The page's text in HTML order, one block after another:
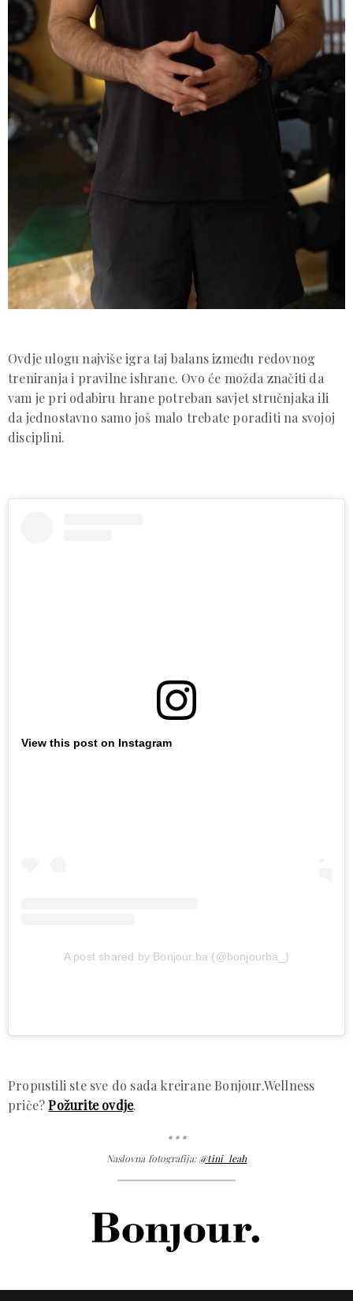
Ovdje ulogu najviše igra taj balans između redovnog
treniranja i pravilne ishrane. Ovo će možda značiti da
vam je pri odabiru hrane potreban savjet stručnjaka ili
da jednostavno samo još malo trebate poraditi na svojoj
disciplini.
View this post on Instagram
A post shared by Bonjour.ba (@bonjourba_)
Propustili ste sve do sada kreirane Bonjour.Wellness
priče?Požurite ovdje.
* * *
Naslovna fotografija:@tini_leah